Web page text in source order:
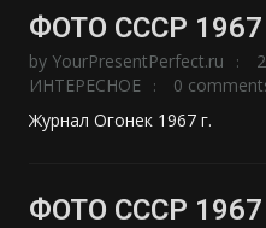
ФОТО СССР
by YourPresentPerfect.ru
ИНТЕРЕСНОЕ
0
Журнал Огонек 1967 г.
ФОТО СССР